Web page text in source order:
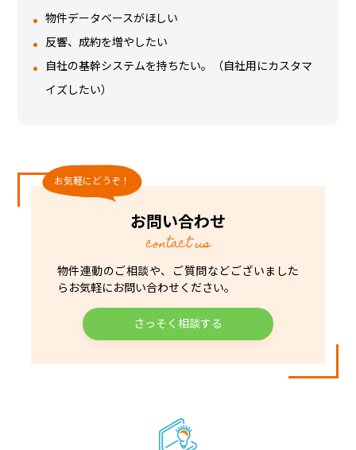
物件データベースがほしい
反響、成約を増やしたい
自社の基幹システムを持ちたい。（自社用にカスタマ
イズしたい）
お気軽にどうぞ！
お問い合わせ
contact us
物件連動のご相談や、ご質問などございました
ら お気軽にお問い合わせください。
さっそく相談する